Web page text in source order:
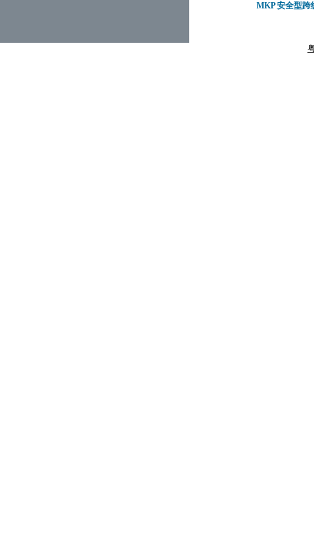
MKP 安全型跨